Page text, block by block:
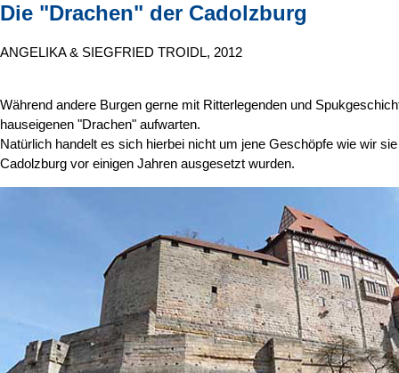
Die "Drachen" der Cadolzburg
ANGELIKA & SIEGFRIED TROIDL, 2012
Während andere Burgen gerne mit Ritterlegenden und
hauseigenen "Drachen" aufwarten.
Natürlich handelt es sich hierbei nicht um jene Geschöpfe wie wir
Cadolzburg vor einigen Jahren ausgesetzt wurden.